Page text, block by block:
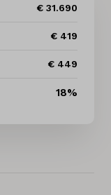
€ 31.690
€ 419
€ 449
18%